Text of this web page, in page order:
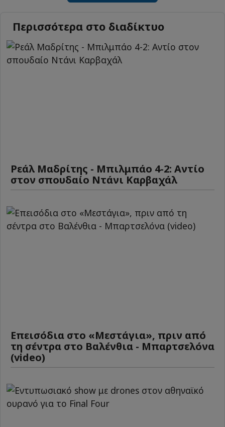
Περισσότερα στο διαδίκτυο
Ρεάλ Μαδρίτης - Μπιλμπάο 4-2: Αντίο
στον σπουδαίο Ντάνι Καρβαχάλ
Επεισόδια στο «Μεστάγια», πριν από
τη σέντρα στο Βαλένθια - Μπαρτσελόνα
(video)